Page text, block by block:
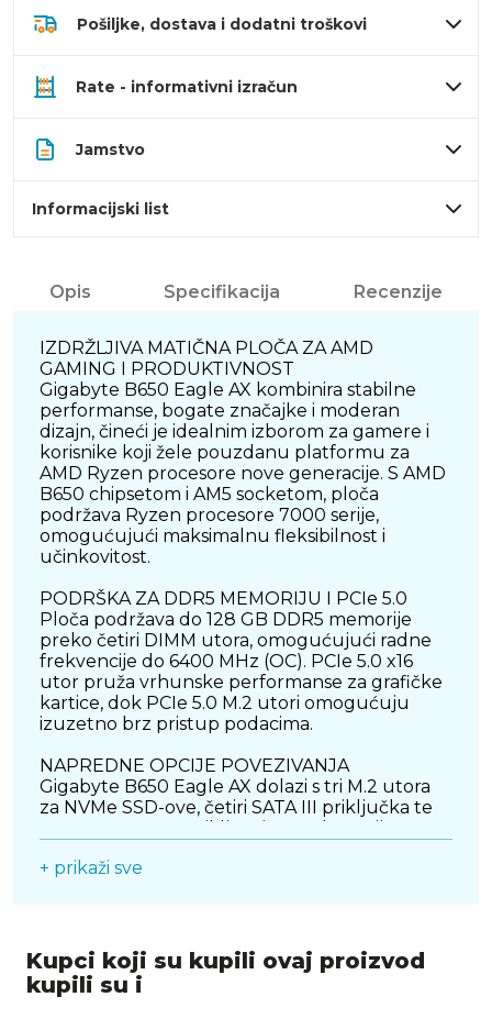
Pošiljke, dostava i dodatni troškovi
Rate - informativni izračun
Jamstvo
Informacijski list
Opis Specifikacija Recenzije
IZDRŽLJIVA MATIČNA PLOČA ZA AMD
GAMING I PRODUKTIVNOST
Gigabyte B650 Eagle AX kombinira stabilne
performanse, bogate značajke i moderan
dizajn, čineći je idealnim izborom za gamere i
korisnike koji žele pouzdanu platformu za
AMD Ryzen procesore nove generacije. S AMD
B650 chipsetom i AM5 socketom, ploča
podržava Ryzen procesore 7000 serije,
omogućujući maksimalnu fleksibilnost i
učinkovitost.
PODRŠKA ZA DDR5 MEMORIJU I PCIe 5.0
Ploča podržava do 128 GB DDR5 memorije
preko četiri DIMM utora, omogućujući radne
frekvencije do 6400 MHz (OC). PCIe 5.0 x16
utor pruža vrhunske performanse za grafičke
kartice, dok PCIe 5.0 M.2 utori omogućuju
izuzetno brz pristup podacima.
NAPREDNE OPCIJE POVEZIVANJA
Gigabyte B650 Eagle AX dolazi s tri M.2 utora
za NVMe SSD-ove, četiri SATA III priključka te
osiguravaju stabilnu i brzu bežičnu
ROBUSTAN DIZAJN I POUZDANO HLAĐENJE
Gigabyte koristi Ultra Durable tehnologiju koja
+ prikaži sve
Kupci koji su kupili ovaj proizvod
kupili su i